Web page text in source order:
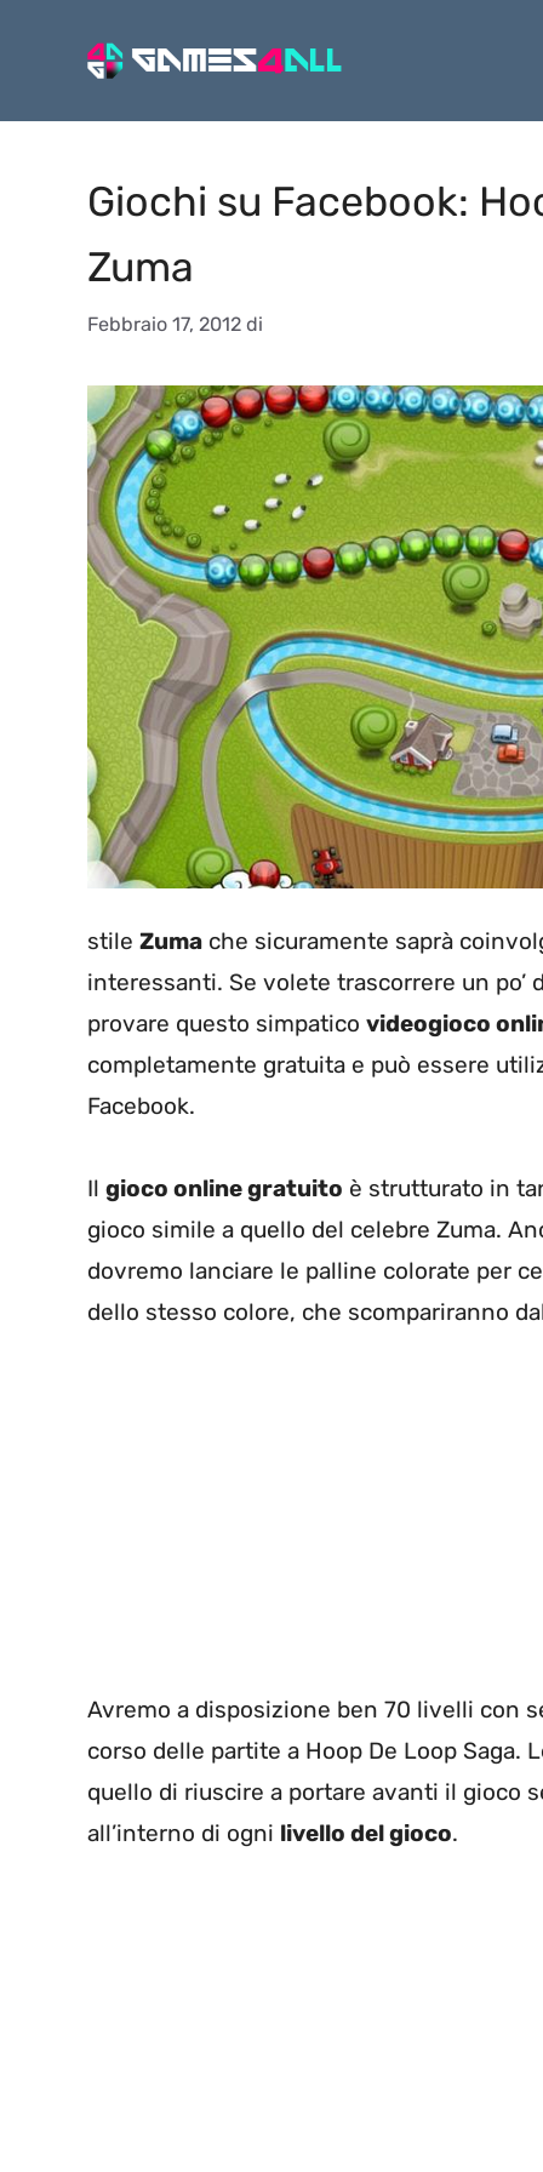
Giochi su Facebook:
Zuma
Febbraio 17, 2012 di
stile Zuma che sicuramente saprà
interessanti. Se volete trascorrere un
provare questo simpatico videogioco
completamente gratuita e può essere
Facebook.
Il gioco online gratuito è strutturato in
gioco simile a quello del celebre Zuma.
dovremo lanciare le palline colorate per
dello stesso colore, che scompariranno
Avremo a disposizione ben 70 livelli con
corso delle partite a Hoop De Loop Saga.
quello di riuscire a portare avanti il gioco
all’interno di ogni livello del gioco.